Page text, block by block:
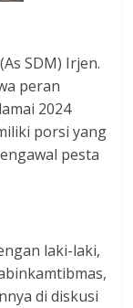
SDM) Irjen.
peran
2024
porsi yang
pesta
laki-laki,
di diskusi